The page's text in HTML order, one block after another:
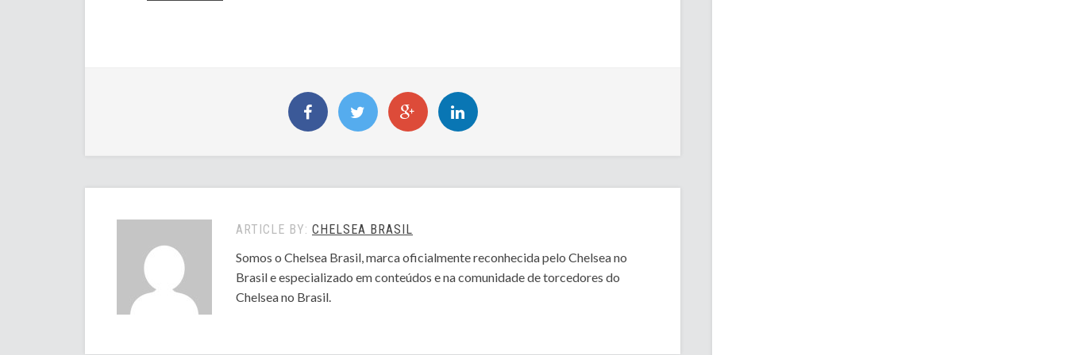
ARTICLE BY: CHELSEA BRASIL
Somos o Chelsea Brasil, marca oficialmente reconhecida pelo Chelsea no
Brasil e especializado em conteúdos e na comunidade de torcedores do
Chelsea no Brasil.